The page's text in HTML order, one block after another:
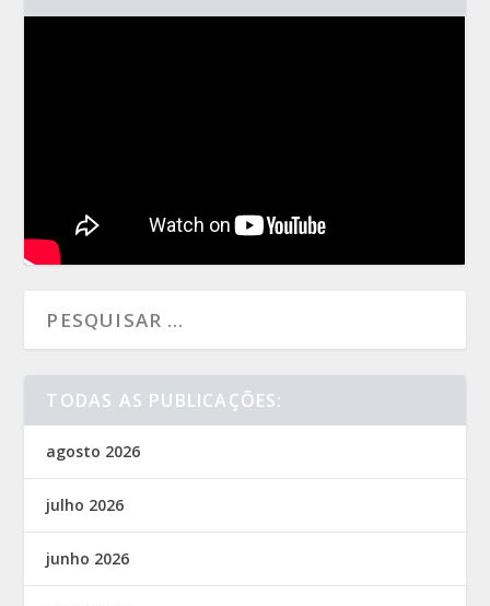
TODAS AS PUBLICAÇÕES:
agosto 2026
julho 2026
junho 2026